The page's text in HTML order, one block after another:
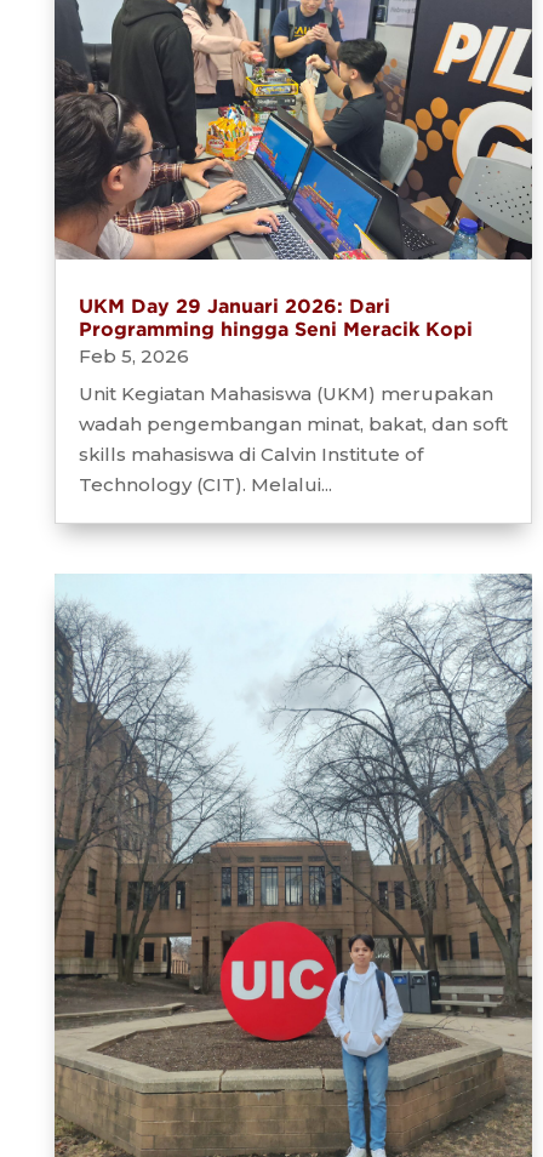
UKM Day 29 Januari 2026: Dari
Programming hingga Seni Meracik Kopi
Feb 5, 2026
Unit Kegiatan Mahasiswa (UKM) merupakan
wadah pengembangan minat, bakat, dan soft
skills mahasiswa di Calvin Institute of
Technology (CIT). Melalui...